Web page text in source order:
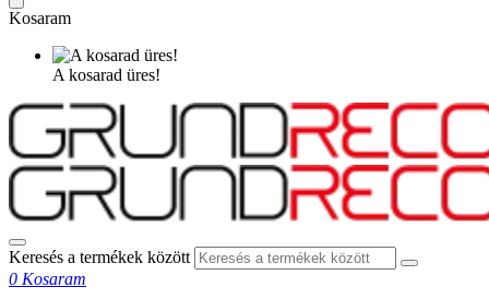
Kosaram
A kosarad üres!
Keresés a termékek között
0 Kosaram